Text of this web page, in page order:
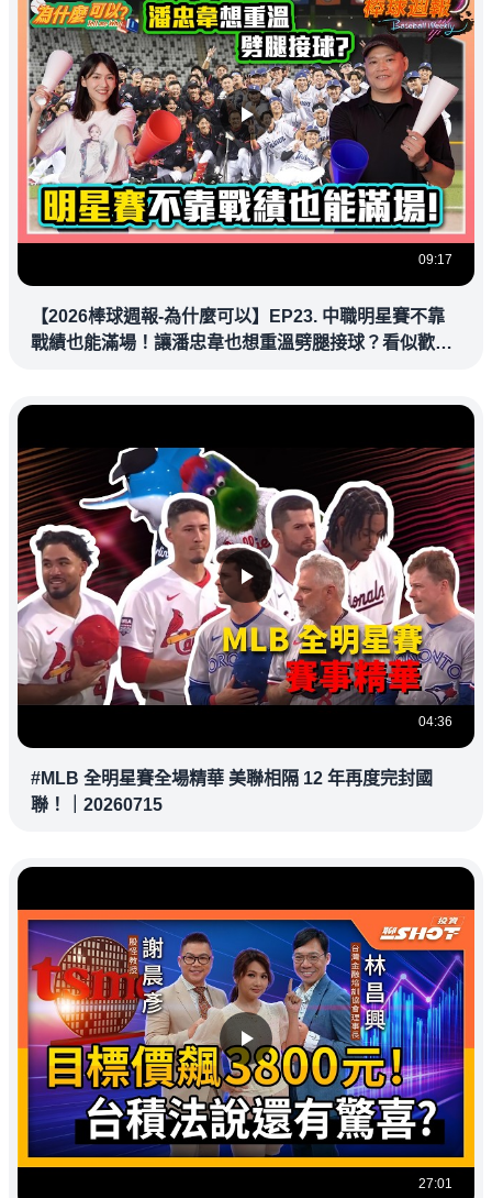
09:17
【2026棒球週報-為什麼可以】EP23. 中職明星賽不靠
戰績也能滿場！讓潘忠韋也想重溫劈腿接球？看似歡樂
04:36
#MLB 全明星賽全場精華 美聯相隔 12 年再度完封國
聯！｜20260715
27:01